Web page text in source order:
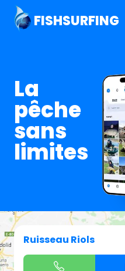
FISHSURFING
La
pêche
sans
limites
Ruisseau Riols